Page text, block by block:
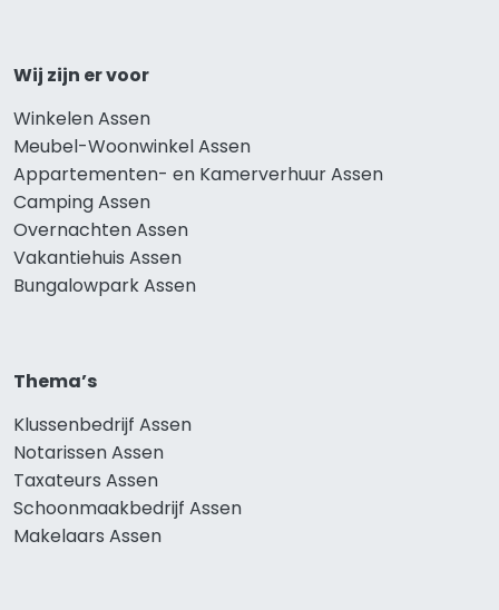
Wij zijn er voor
Winkelen Assen
Meubel-Woonwinkel Assen
Appartementen- en Kamerverhuur Assen
Camping Assen
Overnachten Assen
Vakantiehuis Assen
Bungalowpark Assen
Thema’s
Klussenbedrijf Assen
Notarissen Assen
Taxateurs Assen
Schoonmaakbedrijf Assen
Makelaars Assen